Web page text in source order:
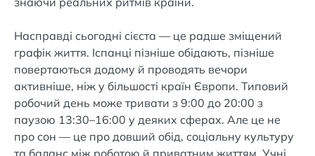
Насправді сьогодні сієста — це радше зміщений
графік життя. Іспанці пізніше обідають, пізніше
повертаються додому й проводять вечори
активніше, ніж у більшості країн Європи. Типовий
робочий день може тривати з 9:00 до 20:00 з
паузою 13:30–16:00 у деяких сферах. Але це не
про сон — це про довший обід, соціальну культуру